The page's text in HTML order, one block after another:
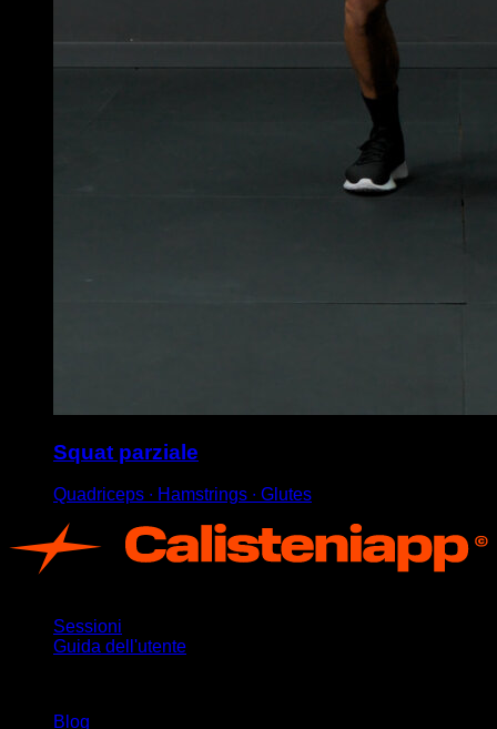
Squat parziale
Quadriceps ∙ Hamstrings ∙ Glutes
Sessioni
Guida dell'utente
Blog